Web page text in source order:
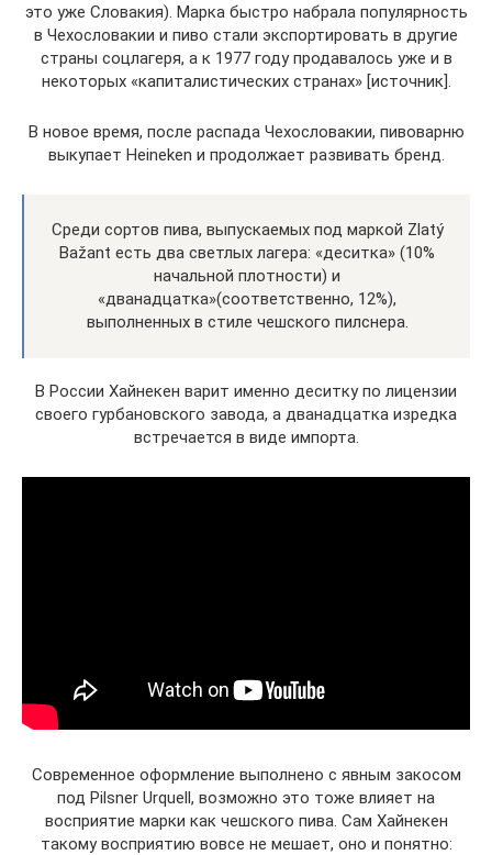
это уже Словакия). Марка быстро набрала популярность
в Чехословакии и пиво стали экспортировать в другие
страны соцлагеря, а к 1977 году продавалось уже и в
некоторых «капиталистических странах» [источник].
В новое время, после распада Чехословакии, пивоварню
выкупает Heineken и продолжает развивать бренд.
Среди сортов пива, выпускаемых под маркой Zlatý
Bažant есть два светлых лагера: «деситка» (10%
начальной плотности) и
«дванадцатка»(соответственно, 12%),
выполненных в стиле чешского пилснера.
В России Хайнекен варит именно деситку по лицензии
своего гурбановского завода, а дванадцатка изредка
встречается в виде импорта.
Современное оформление выполнено с явным закосом
под Pilsner Urquell, возможно это тоже влияет на
восприятие марки как чешского пива. Сам Хайнекен
такому восприятию вовсе не мешает, оно и понятно: